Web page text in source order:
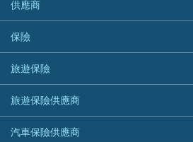
急借錢
緊急貸款比較
最佳小額貸款比較
易批必批貸款
24小時貸款
DBS 星展銀行
DSB 大新銀行
HSBC 滙豐銀行貸款
K Cash 貸款
個人化貸款產品推介 🔥全新
債務重組一覽
供樓利息扣稅
最佳貸款app
電子錢包信用卡
日本遊信用卡攻略
韓國遊信用卡攻略
台灣遊信用卡攻略
機場貴賓室信用卡
DBS星展銀行
HSBC滙豐銀行
Mox
信銀國際
大新銀行
恒生銀行
Standard Chartered渣打銀行
淘寶付款方式
一田購物優惠日
SOGO感謝祭
HKTVmall優惠碼
交稅優惠
酒店優惠碼
供應商
八達通自動增值信用卡
保險
旅遊保險
汽車保險
家居保險
家傭保險
旅遊保險
日本旅遊保險及資訊
泰國旅遊保險及資訊
台灣旅遊保險及資訊
旅遊保險供應商
AXA 安盛
汽車保險供應商